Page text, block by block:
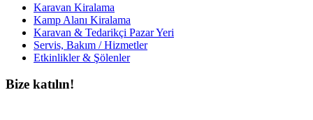
Karavan Kiralama
Kamp Alanı Kiralama
Karavan & Tedarikçi Pazar Yeri
Servis, Bakım / Hizmetler
Etkinlikler & Şölenler
Bize katılın!